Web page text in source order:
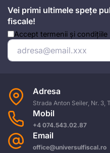
Vei primi ultimele spețe
fiscale!
Accept termenii și condițiile
Adresa
Strada Anton Seiler, Nr. 3,
Mobil
+4 074.543.02.87
Email
office@universulfiscal.ro